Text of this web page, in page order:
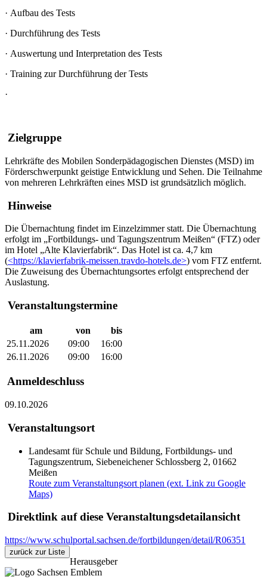
· Aufbau des Tests
· Durchführung des Tests
· Auswertung und Interpretation des Tests
· Training zur Durchführung der Tests
·
Zielgruppe
Lehrkräfte des Mobilen Sonderpädagogischen Dienstes (MSD) im
Förderschwerpunkt geistige Entwicklung und Sehen. Die Teilnahme
von mehreren Lehrkräften eines MSD ist grundsätzlich möglich.
Hinweise
Die Übernachtung findet im Einzelzimmer statt. Die Übernachtung
erfolgt im „Fortbildungs- und Tagungszentrum Meißen“ (FTZ) oder
im Hotel „Alte Klavierfabrik“. Das Hotel ist ca. 4,7 km
(<https://klavierfabrik-meissen.travdo-hotels.de>) vom FTZ entfernt.
Die Zuweisung des Übernachtungsortes erfolgt entsprechend der
Auslastung.
Veranstaltungstermine
am von
bis
25.11.2026
09:00
16:00
26.11.2026
09:00 16:00
Anmeldeschluss
09.10.2026
Veranstaltungsort
Landesamt für Schule und Bildung, Fortbildungs- und
Tagungszentrum, Siebeneichener Schlossberg 2, 01662
Meißen
Route zum Veranstaltungsort planen (ext. Link zu Google
Maps)
Direktlink auf diese Veranstaltungsdetailansicht
https://www.schulportal.sachsen.de/fortbildungen/detail/R06351
zurück zur Liste
Herausgeber